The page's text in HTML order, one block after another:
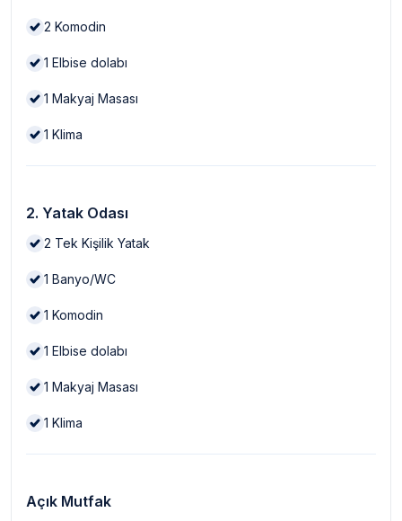
2 Komodin
1 Elbise dolabı
1 Makyaj Masası
1 Klima
2. Yatak Odası
2 Tek Kişilik Yatak
1 Banyo/WC
1 Komodin
1 Elbise dolabı
1 Makyaj Masası
1 Klima
Açık Mutfak